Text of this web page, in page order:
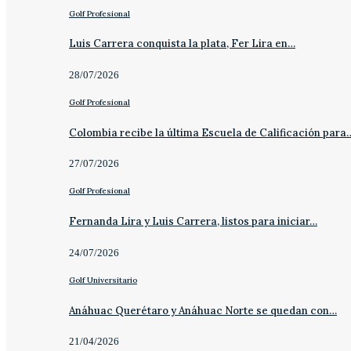
Golf Profesional
Luis Carrera conquista la plata, Fer Lira en…
28/07/2026
Golf Profesional
Colombia recibe la última Escuela de Calificación
27/07/2026
Golf Profesional
Fernanda Lira y Luis Carrera, listos para iniciar…
24/07/2026
Golf Universitario
Anáhuac Querétaro y Anáhuac Norte se quedan con…
21/04/2026